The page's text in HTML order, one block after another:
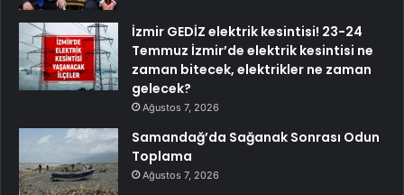
İzmir GEDİZ elektrik kesintisi! 23-24
Temmuz İzmir’de elektrik kesintisi ne
zaman bitecek, elektrikler ne zaman
gelecek?
Ağustos 7, 2026
Samandağ’da Sağanak Sonrası Odun
Toplama
Ağustos 7, 2026